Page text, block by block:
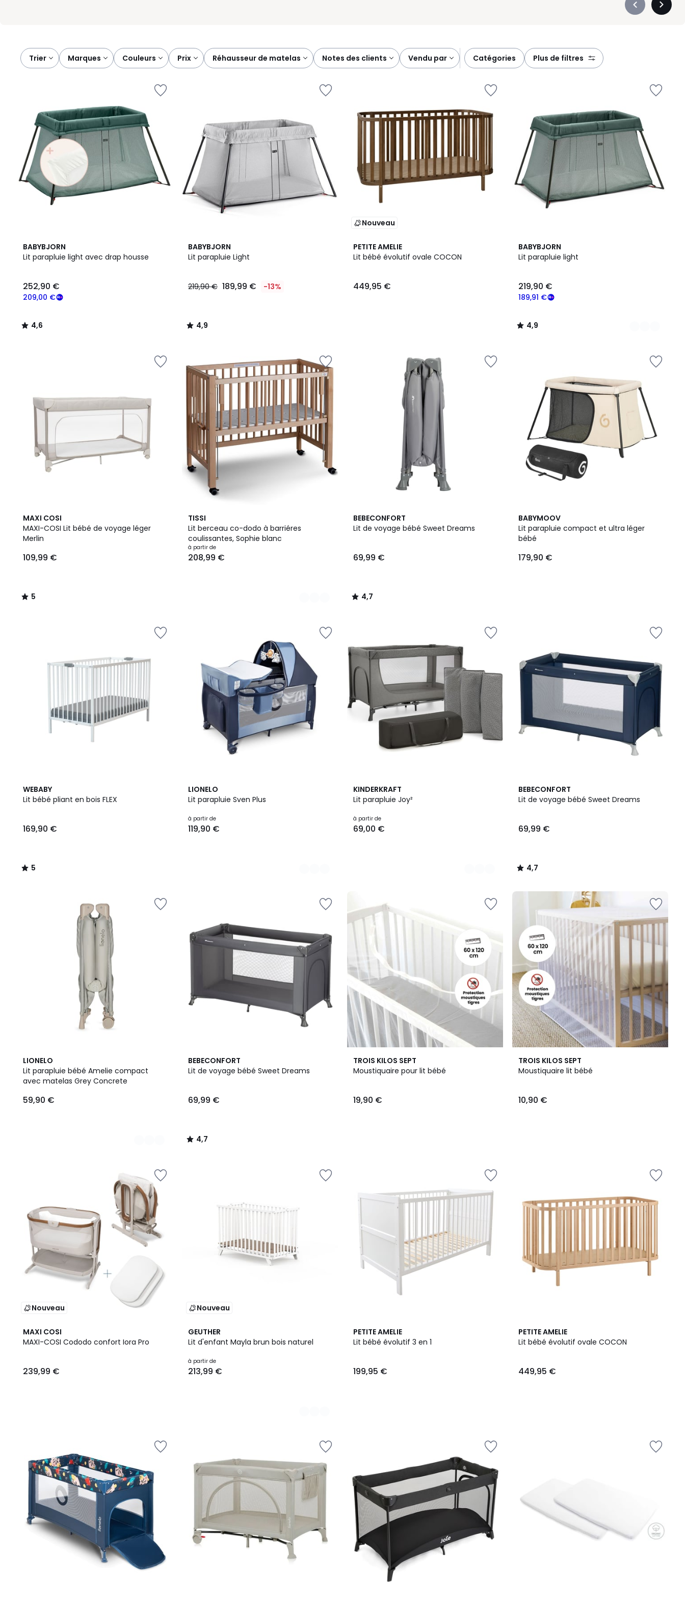
Précédent
Trier
marques couleurs prix réhausseur de matelas notes des clients vendu par catégories plus de filtres
BABYBJORN
Lit parapluie light avec drap housse
€
souscrivez
programme
209,00 €
252,90 €
4,6
/ 5
4,6
/
BABYBJORN
Lit parapluie Light
219,90 € 189,99 € -13%
4,9
/ 5
4,9
/
Nouveau
PETITE AMELIE
Lit bébé évolutif ovale COCON
449,95 €
BABYBJORN
Lit parapluie light
189,91 €
219,90 €
4,9
/ 5
2
Couleurs
4,9
/
MAXI COSI
MAXI-COSI Lit bébé de voyage léger
Merlin
109,99 €
5
/
5
5
/
TISSI
Lit berceau co-dodo à barriéres
coulissantes, Sophie blanc
à partir de
208,99 €
2
Couleurs
BEBECONFORT
Lit de voyage bébé Sweet Dreams
69,99 €
4,7
/ 5
4,7
/
BABYMOOV
Lit parapluie compact et ultra léger
bébé
179,90 €
WEBABY
Lit bébé pliant en bois FLEX
169,90 €
5
/
5
/
LIONELO
Lit parapluie Sven Plus
à partir de
119,90 €
2
Couleurs
KINDERKRAFT
Lit parapluie Joy²
à partir de
69,00 €
3
Couleurs
BEBECONFORT
Lit de voyage bébé Sweet Dreams
69,99 €
4,7
/ 5
4,7
/
LIONELO
Lit parapluie bébé Amelie compact
avec matelas Grey Concrete
59,90 €
3
Couleurs
BEBECONFORT
Lit de voyage bébé Sweet Dreams
69,99 €
4,7
/ 5
4,7
/
TROIS KILOS SEPT
Moustiquaire pour lit bébé
19,90 €
TROIS KILOS SEPT
Moustiquaire lit bébé
10,90 €
Nouveau
MAXI COSI
MAXI-COSI Cododo confort Iora Pro
239,99 €
Nouveau
GEUTHER
Lit d'enfant Mayla brun bois naturel
à partir de
213,99 €
2
Couleurs
PETITE AMELIE
Lit bébé évolutif 3 en 1
199,95 €
PETITE AMELIE
Lit bébé évolutif ovale COCON
449,95 €